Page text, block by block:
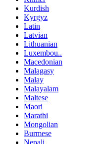
Kurdish
Kyrgyz
Latin
Latvian
Lithuanian
Luxembou..
Macedonian
Malagasy
Malay
Malayalam
Maltese
Maori
Marathi
Mongolian
Burmese
Nepali